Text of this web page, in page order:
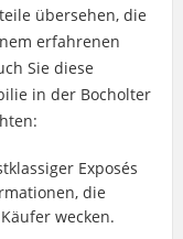
übersehen, die
erfahrenen
Sie diese
in der Bocholter
Exposés
die
wecken.